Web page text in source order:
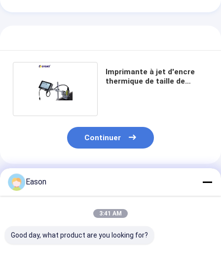
Imprimante à jet d'encre
thermique de taille de
Continuer
Produits Recommandés
Eason
3:41 AM
Good day, what product are you looking for?